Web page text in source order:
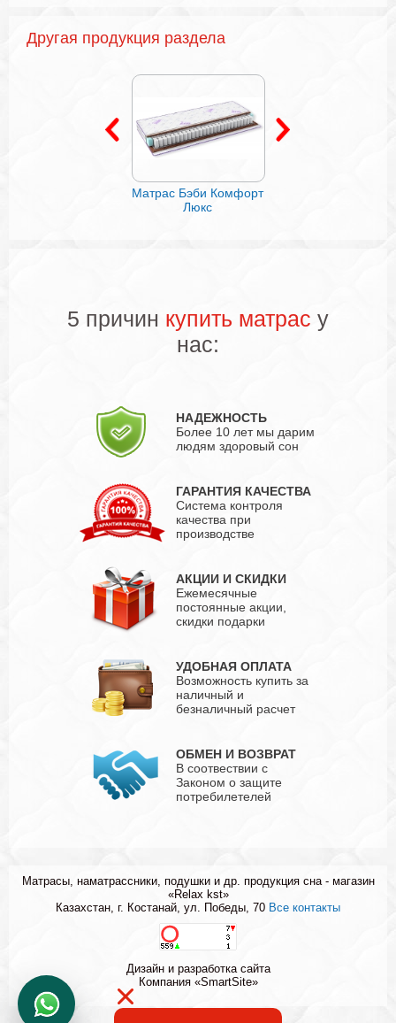
Другая продукция раздела
Матрас Бэби Комфорт
Люкс
5 причин купить матрас у
нас:
НАДЕЖНОСТЬ
Более 10 лет мы дарим
людям здоровый сон
ГАРАНТИЯ КАЧЕСТВА
Система контроля
качества при
производстве
АКЦИИ И СКИДКИ
Ежемесячные
постоянные акции,
скидки подарки
УДОБНАЯ ОПЛАТА
Возможность купить за
наличный и
безналичный расчет
ОБМЕН И ВОЗВРАТ
В соотвествии с
Законом о защите
потребилетелей
Матрасы, наматрассники, подушки и др. продукция сна - магазин
«Relax kst»
Казахстан, г. Костанай, ул. Победы, 70 Все контакты
Дизайн и разработка сайта
Компания «SmartSite»